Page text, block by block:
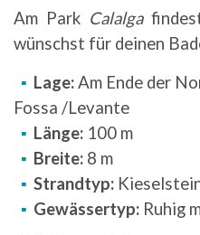
Am Park Calalga
wünschst für deinen
Lage:Am Ende der
Fossa /Levante
Länge: 100 m
Breite: 8 m
Strandtyp:
Gewässertyp: Ruhig